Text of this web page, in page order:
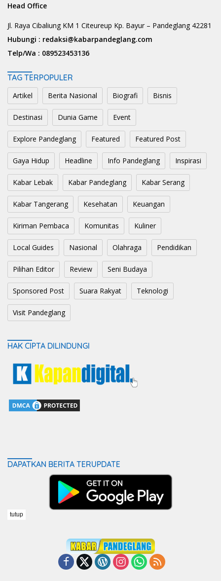
Head Office
Jl. Raya Cibaliung KM 1 Citeureup Kp. Bayur – Pandeglang 42281
Hubungi : redaksi@kabarpandeglang.com
Telp/Wa : 089523453136
TAG TERPOPULER
Artikel Berita Nasional Biografi Bisnis
Destinasi Dunia Game Event
Explore Pandeglang Featured Featured Post
Gaya Hidup Headline Info Pandeglang Inspirasi
Kabar Lebak Kabar Pandeglang Kabar Serang
Kabar Tangerang Kesehatan Keuangan
Kiriman Pembaca Komunitas Kuliner
Local Guides Nasional Olahraga Pendidikan
Pilihan Editor Review Seni Budaya
Sponsored Post Suara Rakyat Teknologi
Visit Pandeglang
HAK CIPTA DILINDUNGI
DAPATKAN BERITA TERUPDATE
tutup